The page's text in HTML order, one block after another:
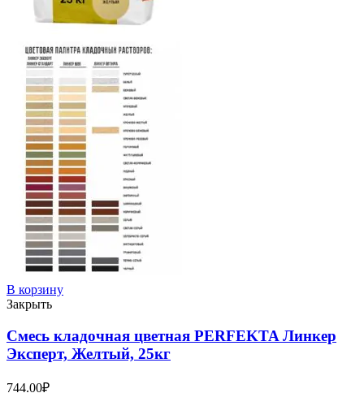
В корзину
Закрыть
Смесь кладочная цветная PERFEKTA Линкер
Эксперт, Желтый, 25кг
744.00₽